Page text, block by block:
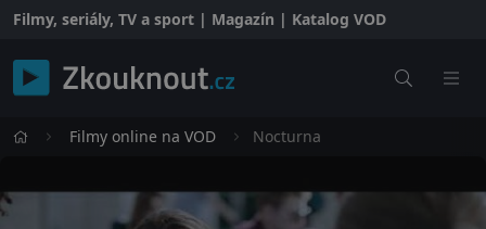
Filmy, seriály, TV a sport | Magazín | Katalog VOD
Filmy online na VOD Nocturna